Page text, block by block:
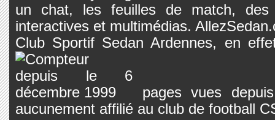
un chat, les feuilles de match, des
interactives et multimédias.
Club Sportif Sedan Ardennes, en
pages vues
aucunement affilié au club de football